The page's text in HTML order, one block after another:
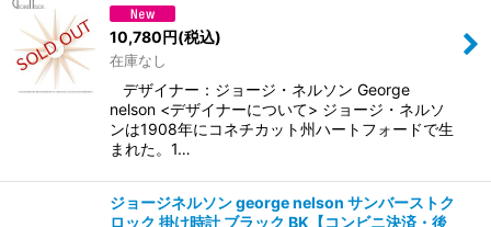
10,780円(税込)
在庫なし
デザイナー：ジョージ・ネルソン George
nelson <デザイナーについて> ジョージ・ネルソ
ンは1908年にコネチカット州ハートフォードで生
まれた。1…
ジョージネルソン george nelson サンバーストク
ロック 掛け時計 ブラック BK【コンビニ決済・後